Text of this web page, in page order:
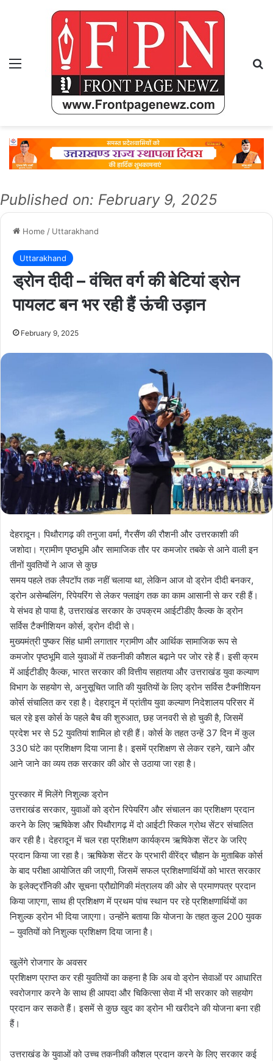
Menu
Published on: February 9, 2025
Home / Uttarakhand
Uttarakhand
ड्रोन दीदी – वंचित वर्ग की बेटियां ड्रोन
पायलट बन भर रही हैं ऊंची उड़ान
February 9, 2025
देहरादून। पिथौरागढ़ की तनुजा वर्मा, गैरसैंण की रौशनी और उत्तरकाशी की
जशोदा। ग्रामीण पृष्ठभूमि और सामाजिक तौर पर कमजोर तबके से आने वाली इन
तीनों युवतियों ने आज से कुछ
समय पहले तक लैपटॉप तक नहीं चलाया था, लेकिन आज वो ड्रोन दीदी बनकर,
ड्रोन असेम्बलिंग, रिपेयरिंग से लेकर फ्लाइंग तक का काम आसानी से कर रही हैं।
ये संभव हो पाया है, उत्तराखंड सरकार के उपक्रम आईटीडीए कैल्क के ड्रोन
सर्विस टैक्नीशियन कोर्स, ड्रोन दीदी से।
मुख्यमंत्री पुष्कर सिंह धामी लगातार ग्रामीण और आर्थिक सामाजिक रूप से
कमजोर पृष्ठभूमि वाले युवाओं में तकनीकी कौशल बढ़ाने पर जोर रहे हैं। इसी क्रम
में आईटीडीए कैल्क, भारत सरकार की वित्तीय सहातया और उत्तराखंड युवा कल्याण
विभाग के सहयोग से, अनुसूचित जाति की युवतियों के लिए ड्रोन सर्विस टैक्नीशियन
कोर्स संचालित कर रहा है। देहरादून में प्रांतीय युवा कल्याण निदेशालय परिसर में
चल रहे इस कोर्स के पहले बैच की शुरुआत, छह जनवरी से हो चुकी है, जिसमें
प्रदेश भर से 52 युवतियां शामिल हो रही हैं। कोर्स के तहत उन्हें 37 दिन में कुल
330 घंटे का प्रशिक्षण दिया जाना है। इसमें प्रशिक्षण से लेकर रहने, खाने और
आने जाने का व्यय तक सरकार की ओर से उठाया जा रहा है।
पुरस्कार में मिलेंगे निशुल्क ड्रोन
उत्तराखंड सरकार, युवाओं को ड्रोन रिपेयरिंग और संचालन का प्रशिक्षण प्रदान
करने के लिए ऋषिकेश और पिथौरागढ़ में दो आईटी स्किल ग्रोथ सेंटर संचालित
कर रही है। देहरादून में चल रहा प्रशिक्षण कार्यक्रम ऋषिकेश सेंटर के जरिए
प्रदान किया जा रहा है। ऋषिकेश सेंटर के प्रभारी वीरेंद्र चौहान के मुताबिक कोर्स
के बाद परीक्षा आयोजित की जाएगी, जिसमें सफल प्रशिक्षणार्थियों को भारत सरकार
के इलेक्ट्रॉनिकी और सूचना प्रौद्योगिकी मंत्रालय की ओर से प्रमाणपत्र प्रदान
किया जाएगा, साथ ही प्रशिक्षण में प्रथम पांच स्थान पर रहे प्रशिक्षणार्थियों का
निशुल्क ड्रोन भी दिया जाएगा। उन्होंने बताया कि योजना के तहत कुल 200 युवक
– युवतियों को निशुल्क प्रशिक्षण दिया जाना है।
खुलेंगे रोजगार के अवसर
प्रशिक्षण प्राप्त कर रही युवतियों का कहना है कि अब वो ड्रोन सेवाओं पर आधारित
स्वरोजगार करने के साथ ही आपदा और चिकित्सा सेवा में भी सरकार को सहयोग
प्रदान कर सकते हैं। इसमें से कुछ खुद का ड्रोन भी खरीदने की योजना बना रही
हैं।
उत्तराखंड के युवाओं को उच्च तकनीकी कौशल प्रदान करने के लिए सरकार कई